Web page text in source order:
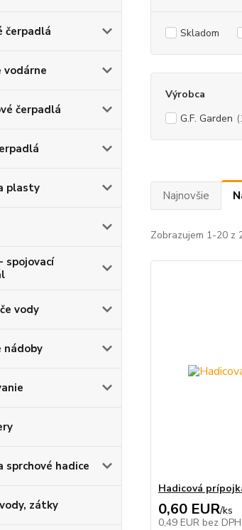
čerpadlá
vodárne
čerpadlá
plasty
spojovací
vody
nádoby
sprchové hadice
zátky
Skladom
Výrobca
G.F. Garden
Najnovšie
Zobrazujem 1-20 z
Hadicová
0,60 EUR/ks
0,49 EUR bez DPH